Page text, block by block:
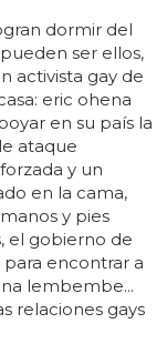
dormir del
ser ellos,
activista gay de
eric ohena
en su país la
ataque
y un
en la cama,
y pies
el gobierno de
encontrar a
lembembe...
relaciones gays